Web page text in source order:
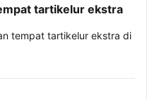
tartikelur ekstra
tempat tartikelur ekstra di